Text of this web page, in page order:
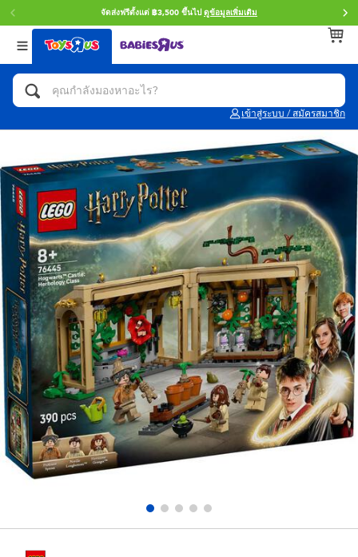
จัดส่งฟรีตั้งแต่ ฿3,500 ขึ้นไป ดูข้อมูลเพิ่มเติม
เข้าสู่ระบบ / สมัครสมาชิก
กลับ
หมวดหมู่
แอคชั่นฟิกเกอร์ และการสวมบทบาทเป็นฮีโร่
ตัวต่อและ LEGO
รถของเล่น, รถบรรทุกของเล่น, รถไฟของเล่น
และรีโมทบังคับ
กิจกรรมและงานคราฟท์
ตุ๊กตาและของสะสม
อุปกรณ์อิเล็คทรอนิกส์
เกมและพัซเซิล
ของเล่นเพื่อการเรียนรู้
กิจกรรมกลางแจ้งและกีฬา
กลับ
แบรนด์
Toy Story ทอย สตอรี่
Star Wars
LEGOเลโก้
Blokees บล็อคคีส์
Zuru ซูรู
X-Shot
playpop
Barbie บาร์บี้
กลับ
Age
0~2 ปี
5~7 ปี
8~11 ปี
12~14 ปี
14+ ปี